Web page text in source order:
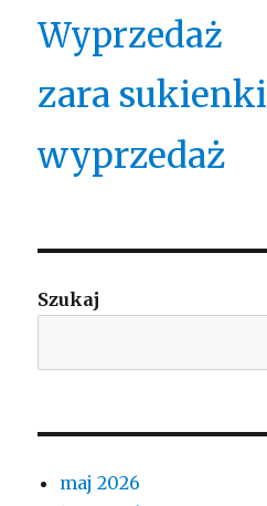
Wyprzedaż
zara sukienki
wyprzedaż
Szukaj
maj 2026